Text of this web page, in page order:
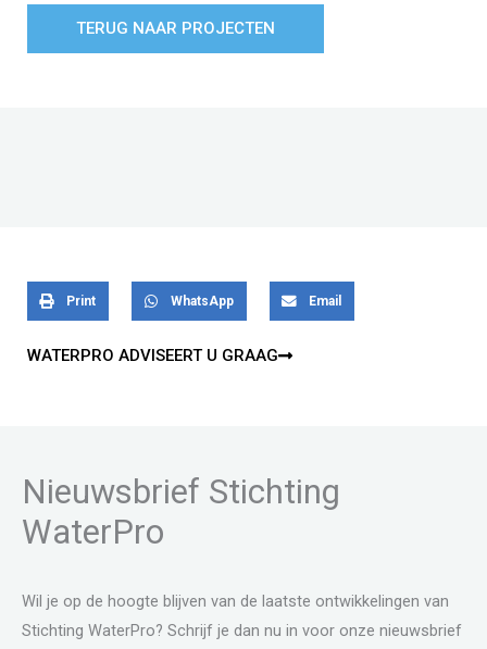
TERUG NAAR PROJECTEN
Print WhatsApp Email
WATERPRO ADVISEERT U GRAAG
Nieuwsbrief Stichting
WaterPro
Wil je op de hoogte blijven van de laatste ontwikkelingen van
Stichting WaterPro? Schrijf je dan nu in voor onze nieuwsbrief